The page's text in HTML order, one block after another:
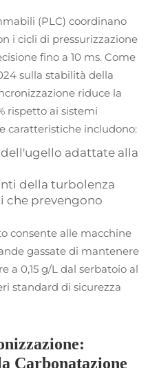
(PLC) coordinano
i cicli di pressurizzazione
fino a 10 ms. Come
sulla stabilità della
riduce la
rispetto ai sistemi
caratteristiche includono:
adattate alla
della turbolenza
che prevengono
consente alle macchine
gassate di mantenere
a 0,15 g/L dal serbatoio al
standard di sicurezza
Carbonatazione